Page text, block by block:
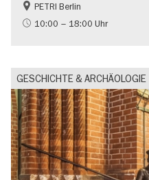
NS-Geschichte
PETRI Berlin
10:00 – 18:00 Uhr
GESCHICHTE & ARCHÄOLOGIE